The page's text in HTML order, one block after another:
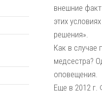
внешние
этих
решения».
Как в случае
медсестра?
оповещения.
Еще в 2012